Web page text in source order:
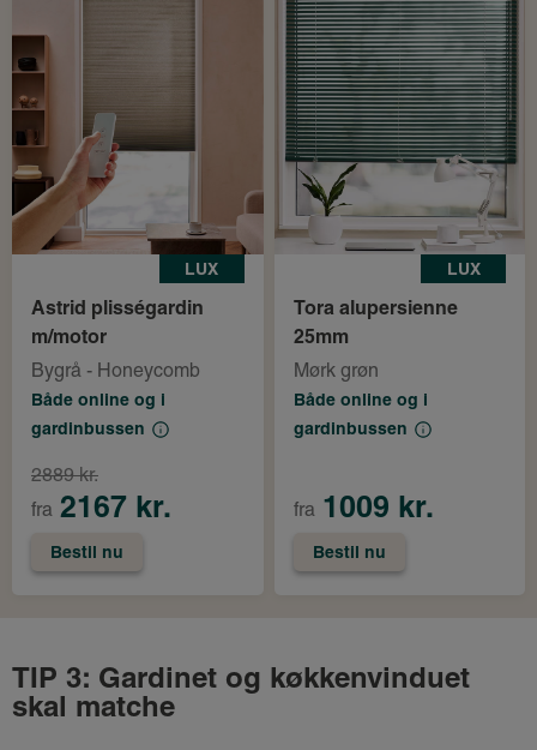
LUX
Astrid plisségardin
m/motor
Bygrå - Honeycomb
Både online og i
gardinbussen
fra 2167 kr.
2889 kr.
Bestil nu
LUX
Tora alupersienne
25mm
Mørk grøn
Både online og i
gardinbussen
fra 1009 kr.
Bestil nu
TIP 3: Gardinet og køkkenvinduet
skal matche